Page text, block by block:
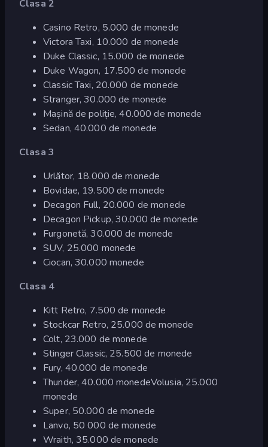
Clasa 2
Casino Retro, 5.000 de monede
Victora Taxi, 10.000 de monede
Duke Classic, 15.000 de monede
Duke Wagon, 17.500 de monede
Classic Taxi, 20.000 de monede
Stranger, 30.000 de monede
Mașină de poliție, 40.000 de monede
Sedan, 40.000 de monede
Clasa 3
Urlător, 18.000 de monede
Bovidae, 19.500 de monede
Decagon Full, 20.000 de monede
Decagon Pickup, 30.000 de monede
Furgonetă, 30.000 de monede
SUV, 25.000 monede
Ciocan, 30.000 monede
Clasa 4
Kitt Retro, 7.500 de monede
Stockcar Retro, 25.000 de monede
Colt, 23.000 de monede
Stinger Classic, 25.500 de monede
Fury, 40.000 de monede
Thunder, 40.000 monedeVolusia, 25.000
monede
Super, 50.000 de monede
Lanvo, 50 000 de monede
Wraith, 35.000 de monede